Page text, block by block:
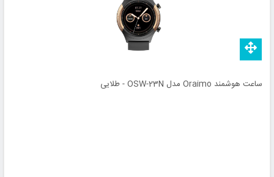
ساعت هوشمند Oraimo مدل OSW-23N - طلایی